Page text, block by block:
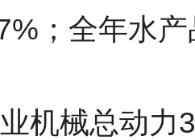
；全年水
机械总动力